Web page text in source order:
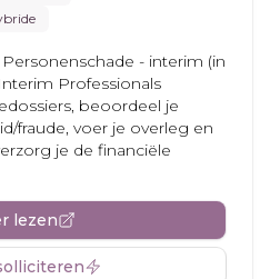
- interim (in
Professionals
beoordeel je
fraude, voer je overleg en
je de financiële
lezen